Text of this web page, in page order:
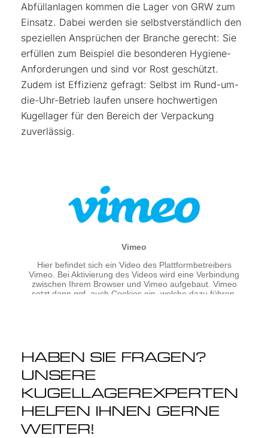
Abfüllanlagen kommen die Lager von GRW zum
Einsatz. Dabei werden sie selbstverständlich den
speziellen Ansprüchen der Branche gerecht: Sie
erfüllen zum Beispiel die besonderen Hygiene-
Anforderungen und sind vor Rost geschützt.
Zudem ist Effizienz gefragt: Selbst im Rund-um-
die-Uhr-Betrieb laufen unsere hochwertigen
Kugellager für den Bereich der Verpackung
zuverlässig.
HABEN SIE FRAGEN?
UNSERE
KUGELLAGEREXPERTEN
HELFEN IHNEN GERNE
WEITER!